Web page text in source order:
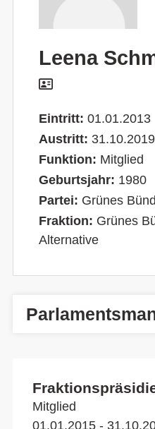
Leena
Eintritt: 01.01.2013
Austritt: 31.10.2019
Funktion: Mitglied
Geburtsjahr: 1980
Partei: Grünes
Fraktion: Grünes
Alternative
Mitglied
01.01.2015 -